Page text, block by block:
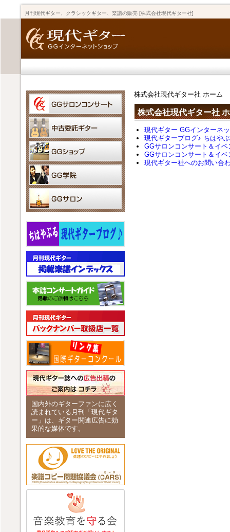
月刊現代ギター、クラシックギター、楽譜の販売 [株式会社現代ギター社]
株式会社現代ギター社 ホーム
株式会社現代ギター社
現代ギター GGインターネ
現代ギターブログ♪ ちはや
GGサロンコンサート＆イベ
GGサロンコンサート＆イ
現代ギター社へのお問い合
国内外のギターファンに広く
読まれている月刊「現代ギタ
ー」は、ギター関連広告に効
果的な媒体です。